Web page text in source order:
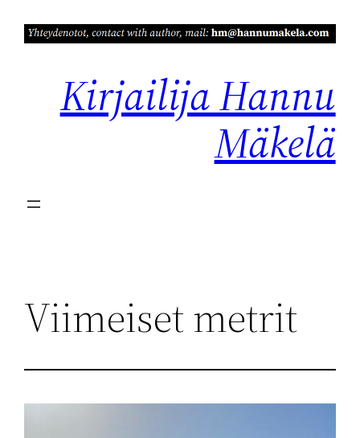
sisältöön
Kirjailija Hannu
Mäkelä
Viimeiset metrit